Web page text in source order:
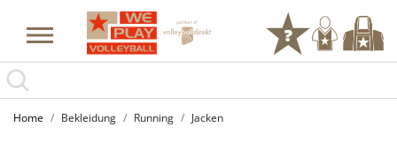
Home Bekleidung Running Jacken